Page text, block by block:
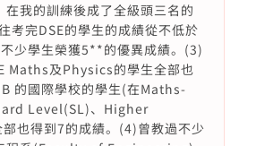
在我的訓練後成了全級頭三名的
考完DSE的學生的成績從不低於
少學生榮獲5**的優異成績。(3)
Maths及Physics的學生全部也
的國際學校的學生(在Maths-
Level(SL)、Higher
也得到7的成績。(4)曾教過不少